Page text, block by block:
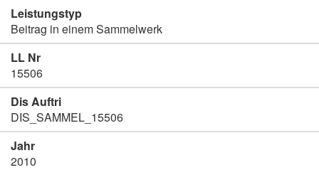
Leistungstyp
Beitrag in einem Sammelwerk
LL Nr
15506
Dis Auftri
DIS_SAMMEL_15506
Jahr
2010